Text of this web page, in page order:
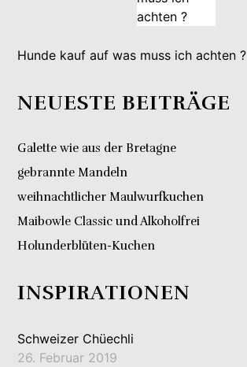
Hunde kauf auf was muss ich achten ?
NEUESTE BEITRÄGE
Galette wie aus der Bretagne
gebrannte Mandeln
weihnachtlicher Maulwurfkuchen
Maibowle Classic und Alkoholfrei
Holunderblüten-Kuchen
INSPIRATIONEN
Schweizer Chüechli
26. Februar 2019